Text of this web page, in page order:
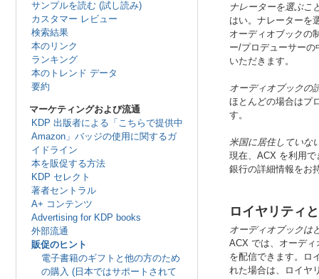
サンプルを読む (試し読み)
カスタマー レビュー
検索結果
本のリンク
ランキング
本のトレンド データ
要約
マーケティングおよび流通
KDP 出版者による「こちらで提供中
Amazon」バッジの使用に関するガ
イドライン
本を販促する方法
KDP セレクト
著者セントラル
A+ コンテンツ
Advertising for KDP books
外部流通
販促のヒント
電子書籍のギフトと他の方のため
の購入 (日本ではサポートされて
ナレーターを選ぶこ
はい。ナレーターを
オーディオブックの
ー/プロデューサー
いただきます。
オーディオブックの
ほとんどの場合はプ
す。
米国に居住していな
現在、ACX を利用
銀行の詳細情報をお
ロイヤリティ
オーディオブックは
ACX では、オーデ
を配信できます。ロ
れた場合は、ロイヤ